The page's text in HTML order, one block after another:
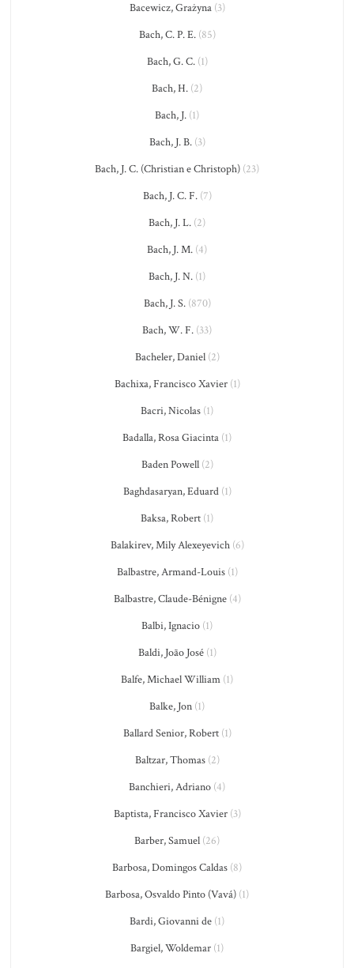
Bacewicz, Grażyna(3)
Bach, C. P. E.(85)
Bach, G. C.(1)
Bach, H. (2)
Bach, J. (1)
Bach, J. B.(3)
Bach, J. C. (Christian e Christoph) (23)
Bach, J. C. F.(7)
Bach, J. L. (2)
Bach, J. M. (4)
Bach, J. N. (1)
Bach, J. S.(870)
Bach, W. F. (33)
Bacheler, Daniel(2)
Bachixa, Francisco Xavier(1)
Bacri, Nicolas (1)
Badalla, Rosa Giacinta (1)
Baden Powell(2)
Baghdasaryan, Eduard(1)
Baksa, Robert (1)
Balakirev, Mily Alexeyevich(6)
Balbastre, Armand-Louis(1)
Balbastre, Claude-Bénigne(4)
Balbi, Ignacio (1)
Baldi, João José(1)
Balfe, Michael William (1)
Balke, Jon (1)
Ballard Senior, Robert(1)
Baltzar, Thomas(2)
Banchieri, Adriano (4)
Baptista, Francisco Xavier(3)
Barber, Samuel (26)
Barbosa, Domingos Caldas (8)
Barbosa, Osvaldo Pinto (Vavá) (1)
Bardi, Giovanni de (1)
Bargiel, Woldemar (1)